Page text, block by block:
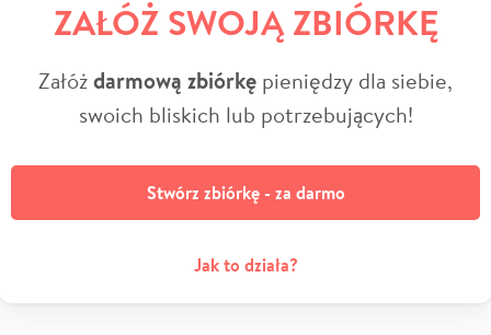
ZAŁÓŻ SWOJĄ ZBIÓRKĘ
Załóżdarmową zbiórkę pieniędzy dla siebie,
swoich bliskich lub potrzebujących!
Stwórz zbiórkę - za darmo
Jak to działa?